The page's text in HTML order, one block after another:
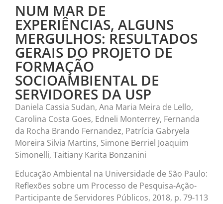
NUM MAR DE
EXPERIÊNCIAS, ALGUNS
MERGULHOS: RESULTADOS
GERAIS DO PROJETO DE
FORMAÇÃO
SOCIOAMBIENTAL DE
SERVIDORES DA USP
Daniela Cassia Sudan, Ana Maria Meira de Lello,
Carolina Costa Goes, Edneli Monterrey, Fernanda
da Rocha Brando Fernandez, Patrícia Gabryela
Moreira Silvia Martins, Simone Berriel Joaquim
Simonelli, Taitiany Karita Bonzanini
Educação Ambiental na Universidade de São Paulo:
Reflexões sobre um Processo de Pesquisa-Ação-
Participante de Servidores Públicos, 2018, p. 79-113